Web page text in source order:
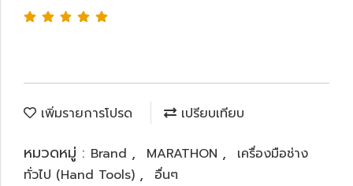
เพิ่มรายการโปรด เปรียบเทียบ
หมวดหมู่ : Brand , MARATHON ,
เครื่องมือช่าง
ทั่วไป (Hand Tools) , อื่นๆ